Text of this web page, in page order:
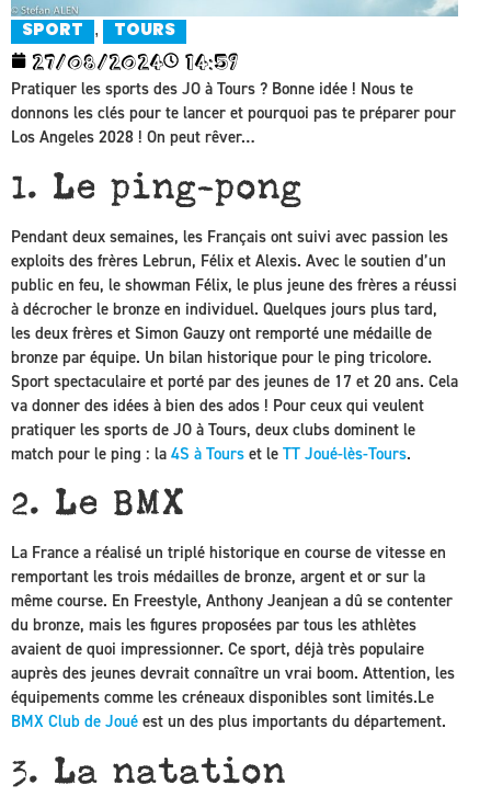
SPORT , TOURS
27/08/2024 14:59
Pratiquer les sports des JO à Tours ? Bonne idée ! Nous te
donnons les clés pour te lancer et pourquoi pas te préparer pour
Los Angeles 2028 ! On peut rêver…
1. Le ping-pong
Pendant deux semaines, les Français ont suivi avec passion les
exploits des frères Lebrun, Félix et Alexis. Avec le soutien d’un
public en feu, le showman Félix, le plus jeune des frères a réussi
à décrocher le bronze en individuel. Quelques jours plus tard,
les deux frères et Simon Gauzy ont remporté une médaille de
bronze par équipe. Un bilan historique pour le ping tricolore.
Sport spectaculaire et porté par des jeunes de 17 et 20 ans. Cela
va donner des idées à bien des ados ! Pour ceux qui veulent
pratiquer les sports de JO à Tours, deux clubs dominent le
match pour le ping : la 4S à Tours et le TT Joué-lès-Tours.
2. Le BMX
La France a réalisé un triplé historique en course de vitesse en
remportant les trois médailles de bronze, argent et or sur la
même course. En Freestyle, Anthony Jeanjean a dû se contenter
du bronze, mais les figures proposées par tous les athlètes
avaient de quoi impressionner. Ce sport, déjà très populaire
auprès des jeunes devrait connaître un vrai boom. Attention, les
équipements comme les créneaux disponibles sont limités.Le
BMX Club de Joué est un des plus importants du département.
3. La natation